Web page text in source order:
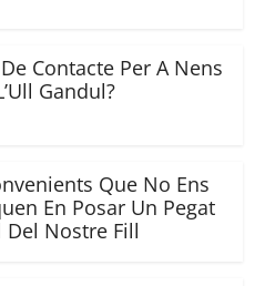
Contacte Per A Nens
Gandul?
Que No Ens
En Posar Un Pegat
Del Nostre Fill